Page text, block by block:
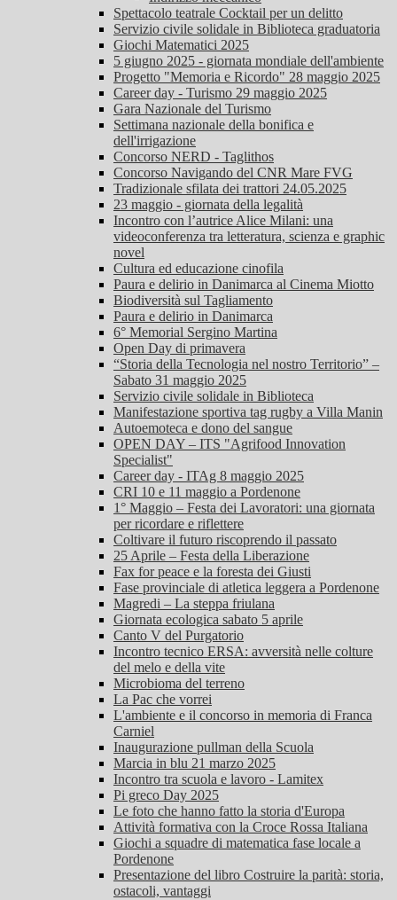
Spettacolo teatrale Cocktail per un delitto
Servizio civile solidale in Biblioteca graduatoria
Giochi Matematici 2025
5 giugno 2025 - giornata mondiale dell'ambiente
Progetto "Memoria e Ricordo" 28 maggio 2025
Career day - Turismo 29 maggio 2025
Gara Nazionale del Turismo
Settimana nazionale della bonifica e
dell'irrigazione
Concorso NERD - Taglithos
Concorso Navigando del CNR Mare FVG
Tradizionale sfilata dei trattori 24.05.2025
23 maggio - giornata della legalità
Incontro con l’autrice Alice Milani: una
videoconferenza tra letteratura, scienza e graphic
novel
Cultura ed educazione cinofila
Paura e delirio in Danimarca al Cinema Miotto
Biodiversità sul Tagliamento
Paura e delirio in Danimarca
6° Memorial Sergino Martina
Open Day di primavera
“Storia della Tecnologia nel nostro Territorio” –
Sabato 31 maggio 2025
Servizio civile solidale in Biblioteca
Manifestazione sportiva tag rugby a Villa Manin
Autoemoteca e dono del sangue
OPEN DAY – ITS "Agrifood Innovation
Specialist"
Career day - ITAg 8 maggio 2025
CRI 10 e 11 maggio a Pordenone
1° Maggio – Festa dei Lavoratori: una giornata
per ricordare e riflettere
Coltivare il futuro riscoprendo il passato
25 Aprile – Festa della Liberazione
Fax for peace e la foresta dei Giusti
Fase provinciale di atletica leggera a Pordenone
Magredi – La steppa friulana
Giornata ecologica sabato 5 aprile
Canto V del Purgatorio
Incontro tecnico ERSA: avversità nelle colture
del melo e della vite
Microbioma del terreno
La Pac che vorrei
L'ambiente e il concorso in memoria di Franca
Carniel
Inaugurazione pullman della Scuola
Marcia in blu 21 marzo 2025
Incontro tra scuola e lavoro - Lamitex
Pi greco Day 2025
Le foto che hanno fatto la storia d'Europa
Attività formativa con la Croce Rossa Italiana
Giochi a squadre di matematica fase locale a
Pordenone
Presentazione del libro Costruire la parità: storia,
ostacoli, vantaggi